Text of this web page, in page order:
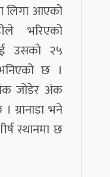
लिगा आएको
भरिएको
उसको २५
छ ।
जोडेर अंक
ग्रानाडा भने
स्थानमा छ